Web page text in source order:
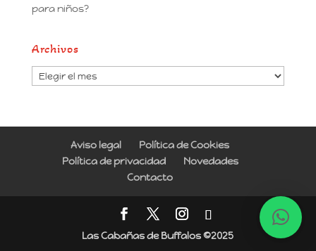
para niños?
Archivos
Archivos
Aviso legal
Política de Cookies
Política de privacidad
Novedades
Contacto
Las Cabañas de Buffalos ©2025